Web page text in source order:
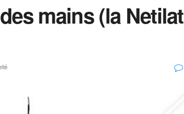
mains (la Netilat